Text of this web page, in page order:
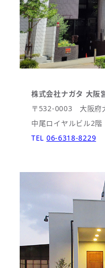
株式会社ナガタ 大阪
〒532-0003 大阪府
中尾ロイヤルビ
TEL 06-6318-8229